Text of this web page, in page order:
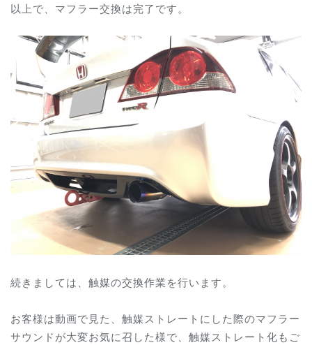
以上で、マフラー交換は完了です。
続きましては、触媒の交換作業を行います。
お客様は動画で見た、触媒ストレートにした際のマフラー
サウンドが大変お気に召した様で、触媒ストレート化もご